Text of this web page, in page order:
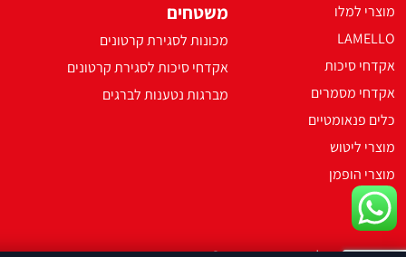
מוצרי למלו
LAMELLO
אקדחי סיכות
אקדחי מסמרים
כלים פנאומטיים
מוצרי ליטוש
מוצרי הופמן
משטחים
מכונות לסגירת קרטונים
אקדחי סיכות לסגירת קרטונים
מברגות נטענות לברגים